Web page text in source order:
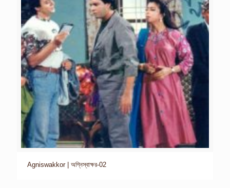
Agniswakkor | অগ্নিস্বাক্ষর-02